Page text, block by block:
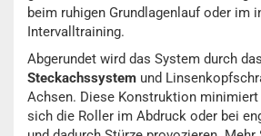
beim ruhigen Grundlagenlauf oder im
Intervalltraining.
Abgerundet wird das System durch das
Steckachssystem und
Achsen. Diese Konstruktion
sich die Roller im Abdruck oder bei